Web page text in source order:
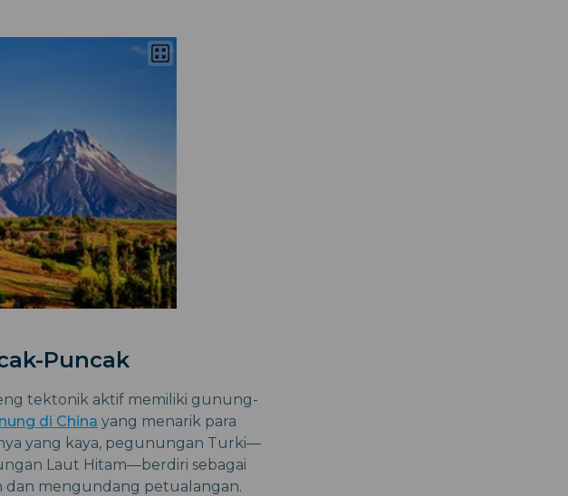
Puncak
tektonik aktif memiliki gunung-
di China yang menarik para
yang kaya, pegunungan Turki—
Laut Hitam—berdiri sebagai
mengundang petualangan.